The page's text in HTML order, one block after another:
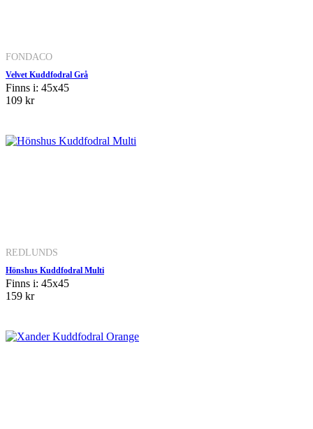
FONDACO
Velvet Kuddfodral Grå
Finns i: 45x45
109 kr
REDLUNDS
Hönshus Kuddfodral Multi
Finns i: 45x45
159 kr